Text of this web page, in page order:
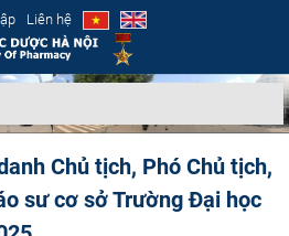
Liên hệ
Chủ tịch, Phó Chủ tịch,
sư cơ sở Trường Đại học